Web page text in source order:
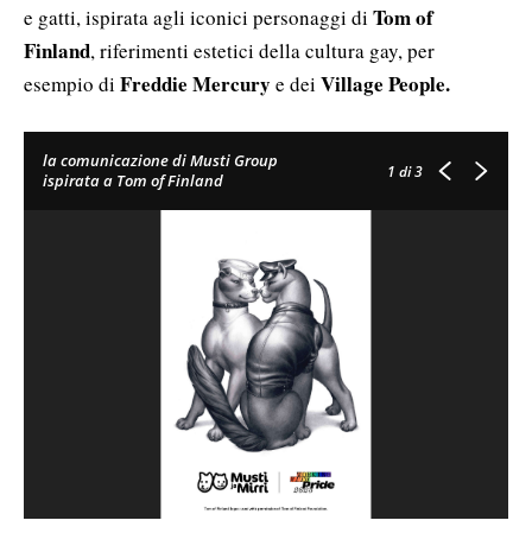
e gatti, ispirata agli iconici personaggi di Tom of
Finland, riferimenti estetici della cultura gay, per
esempio di Freddie Mercury e dei Village People.
la comunicazione di Musti Group
ispirata a Tom of Finland
1 di 3